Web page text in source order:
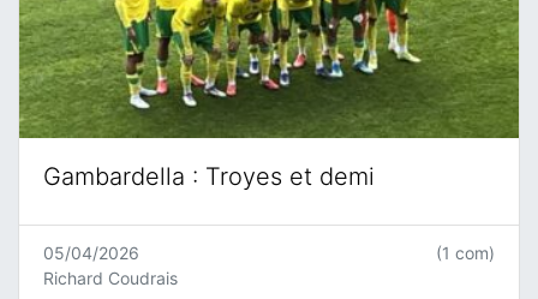
Gambardella : Troyes et demi
05/04/2026
Richard Coudrais
(1 com)